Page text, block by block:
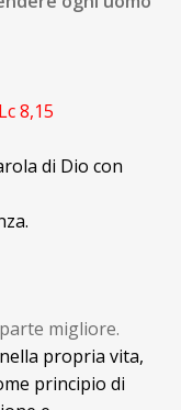
8,15
di Dio con
migliore.
propria vita,
principio di